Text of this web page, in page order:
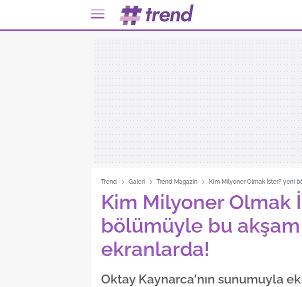
Trend Galeri Trend Magazin Kim Milyoner Olmak İster? yeni
Kim Milyoner Olmak
bölümüyle bu akşam
ekranlarda!
Oktay Kaynarca'nın sunumuyla